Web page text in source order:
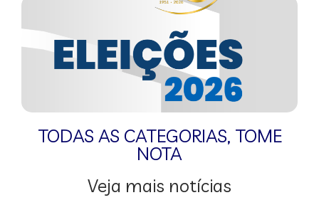
TODAS AS CATEGORIAS, TOME
NOTA
Veja mais notícias